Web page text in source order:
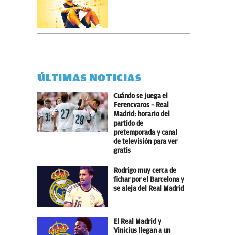
ÚLTIMAS NOTICIAS
Cuándo se juega el
Ferencvaros – Real
Madrid: horario del
partido de
pretemporada y canal
de televisión para ver
gratis
Rodrigo muy cerca de
fichar por el Barcelona y
se aleja del Real Madrid
El Real Madrid y
Vinicius llegan a un